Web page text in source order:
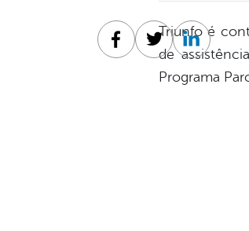
Triunfo é
de
Programa
Facebook
Twitter